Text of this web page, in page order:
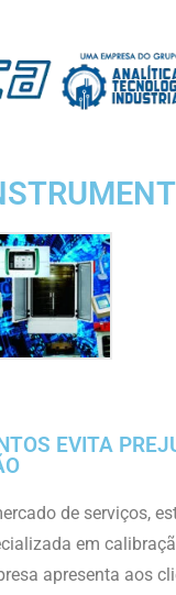
EVITA
de serviços,
em
apresenta aos